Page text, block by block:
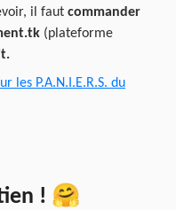
il faut commander
(plateforme
les P.A.N.I.E.R.S. du
! 🤗